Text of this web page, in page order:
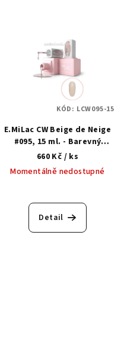
E.MiLac CW Beige de Neige
#095, 15 ml. - Barevný
gellak
660 Kč / ks
Momentálně nedostupné
Detail
KÓD: LCW095-15